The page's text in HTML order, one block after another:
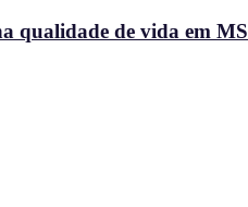
qualidade de vida em MS